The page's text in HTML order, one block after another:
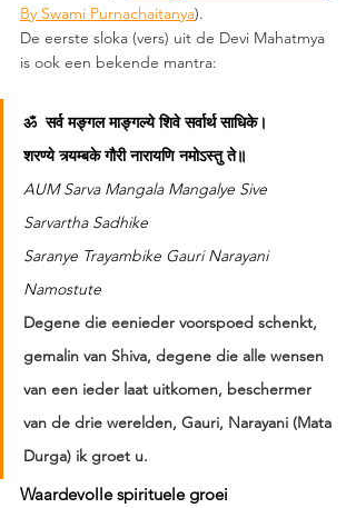
By Swami Purnachaitanya).
De eerste sloka (vers) uit de Devi Mahatmya
is ook een bekende mantra:
ॐ  सर्व मङ्गल माङ्गल्ये शिवे सर्वार्थ साधिके।
शरण्ये त्र्यम्बके गौरी नारायणि नमोऽस्तु ते॥
AUM Sarva Mangala Mangalye Sive
Sarvartha Sadhike
Saranye Trayambike Gauri Narayani
Namostute
Degene die eenieder voorspoed schenkt,
gemalin van Shiva, degene die alle wensen
van een ieder laat uitkomen, beschermer
van de drie werelden, Gauri, Narayani (Mata
Durga) ik groet u.
Waardevolle spirituele groei